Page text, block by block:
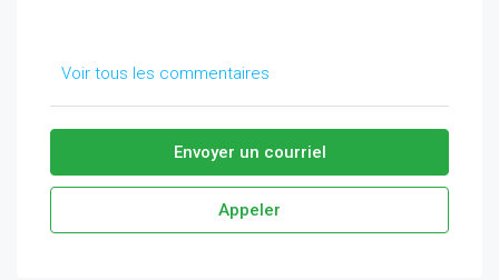
Voir tous les commentaires
Envoyer un courriel
Appeler